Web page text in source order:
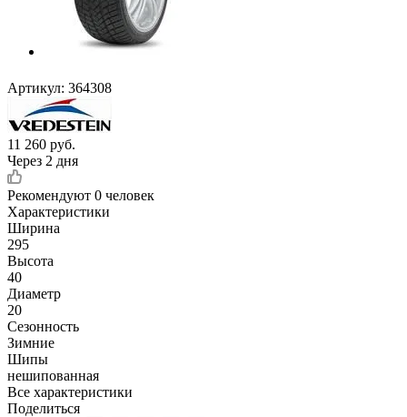
Артикул: 364308
11 260 руб.
Через 2 дня
Рекомендуют 0 человек
Характеристики
Ширина
295
Высота
40
Диаметр
20
Сезонность
Зимние
Шипы
нешипованная
Все характеристики
Поделиться